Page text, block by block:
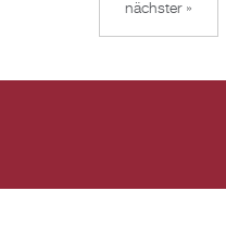
nächster »